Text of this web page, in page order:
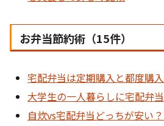
お弁当節約術（15件）
宅配弁当は定期購入と都度購
大学生の一人暮らしに宅配弁
自炊vs宅配弁当どっちが安い